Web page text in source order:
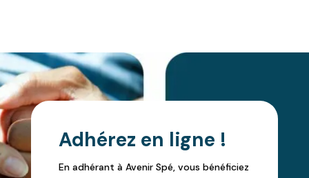
Adhérez en ligne !
En adhérant à Avenir Spé, vous bénéficiez